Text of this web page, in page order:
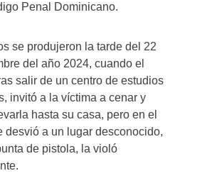
Penal Dominicano.
se produjeron la tarde del 22
del año 2024, cuando el
salir de un centro de estudios
invitó a la víctima a cenar y
hasta su casa, pero en el
desvió a un lugar desconocido,
de pistola, la violó